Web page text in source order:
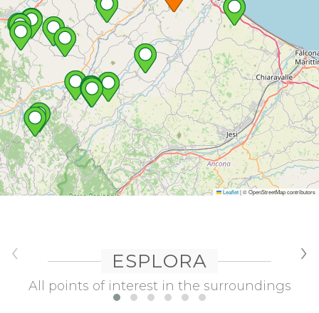
Leaflet|© OpenStreetMap contributors
ESPLORA
All points of interest in the surroundings
‹ ›